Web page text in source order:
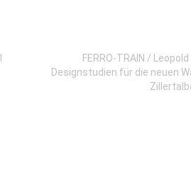
FERRO-TRAIN /
Designstudien für die neuen